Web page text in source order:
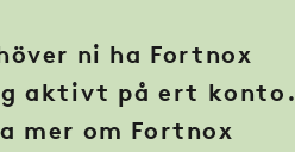
ni ha Fortnox
aktivt på ert konto.
mer om Fortnox